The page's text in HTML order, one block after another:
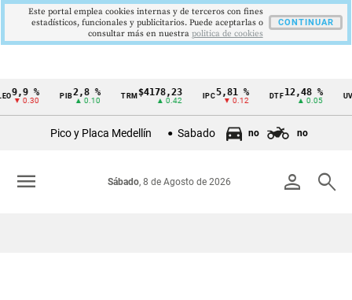
Cintillo
Colombia
9,9 %
▼ 0.30
PIB2,8 %
▲ 0.10
TRM$4178,23
▲ 0.42
IPC5,81 %
▼ 0.12
DTF12,48 %
▲ 0.05
UVR
Pico y Placa Medellín Sabado no no
person search
Sábado, 8 de Agosto de 2026
menu
Este portal emplea cookies internas y de terceros con fines
estadísticos, funcionales y publicitarios. Puede aceptarlas o
consultar más en nuestra politica de cookies
CONTINUAR